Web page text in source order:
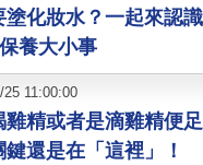
塗化妝水？一起來認
養大小事
雞精或者是滴雞精便
鍵還是在「這裡」！
/25 11:00:00